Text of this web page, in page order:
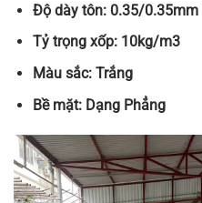
Độ dày tôn: 0.35/0.35mm
Tỷ trọng xốp: 10kg/m3
Màu sắc: Trắng
Bề mặt: Dạng Phẳng